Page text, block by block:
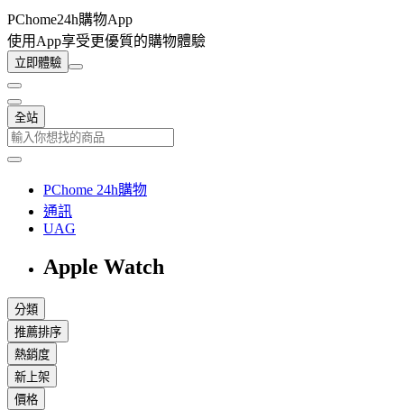
PChome24h購物App
使用App享受更優質的購物體驗
立即體驗
全站
PChome 24h購物
通訊
UAG
Apple Watch
分類
推薦排序
熱銷度
新上架
價格